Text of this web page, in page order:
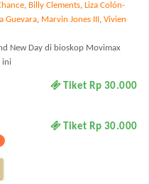
, Billy Clements, Liza Colón-
Guevara, Marvin Jones III, Vivien
New Day di bioskop Movimax
ini
Tiket Rp 30.000
Tiket Rp 30.000